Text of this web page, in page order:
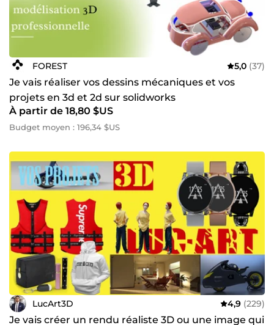
FOREST 5,0 (37)
Je vais réaliser vos dessins mécaniques et vos
projets en 3d et 2d sur solidworks
À partir de 18,80 $US
Budget moyen : 196,34 $US
LucArt3D 4,9 (229)
Je vais créer un rendu réaliste 3D ou une image qui